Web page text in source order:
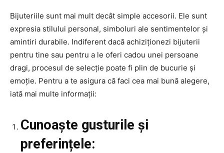
Bijuteriile sunt mai mult decât simple accesorii. Ele sunt
expresia stilului personal, simboluri ale sentimentelor și
amintiri durabile. Indiferent dacă achiziționezi bijuterii
pentru tine sau pentru a le oferi cadou unei persoane
dragi, procesul de selecție poate fi plin de bucurie și
emoție. Pentru a te asigura că faci cea mai bună alegere,
iată mai multe informații:
Cunoaște gusturile și
preferințele: